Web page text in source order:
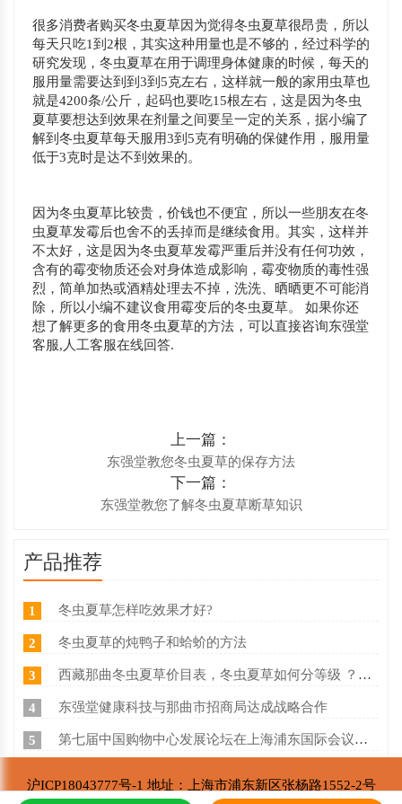
很多消费者购买冬虫夏草因为觉得冬虫夏草很昂贵，所以
每天只吃1到2根，其实这种用量也是不够的，经过科学的
研究发现，冬虫夏草在用于调理身体健康的时候，每天的
服用量需要达到到3到5克左右，这样就一般的家用虫草也
就是4200条/公斤，起码也要吃15根左右，这是因为冬虫
夏草要想达到效果在剂量之间要呈一定的关系，据小编了
解到冬虫夏草每天服用3到5克有明确的保健作用，服用量
低于3克时是达不到效果的。
因为冬虫夏草比较贵，价钱也不便宜，所以一些朋友在冬
虫夏草发霉后也舍不的丢掉而是继续食用。其实，这样并
不太好，这是因为冬虫夏草发霉严重后并没有任何功效，
含有的霉变物质还会对身体造成影响，霉变物质的毒性强
烈，简单加热或酒精处理去不掉，洗洗、晒晒更不可能消
除，所以小编不建议食用霉变后的冬虫夏草。 如果你还
想了解更多的食用冬虫夏草的方法，可以直接咨询东强堂
客服,人工客服在线回答.
上一篇：
东强堂教您冬虫夏草的保存方法
下一篇：
东强堂教您了解冬虫夏草断草知识
产品推荐
1 冬虫夏草怎样吃效果才好?
2 冬虫夏草的炖鸭子和蛤蚧的方法
3 西藏那曲冬虫夏草价目表，冬虫夏草如何分等级 ？什么价
4 东强堂健康科技与那曲市招商局达成战略合作
5 第七届中国购物中心发展论坛在上海浦东国际会议中心成功举办
推荐阅读
沪ICP18043777号-1 地址：上海市浦东新区张杨路1552-2号